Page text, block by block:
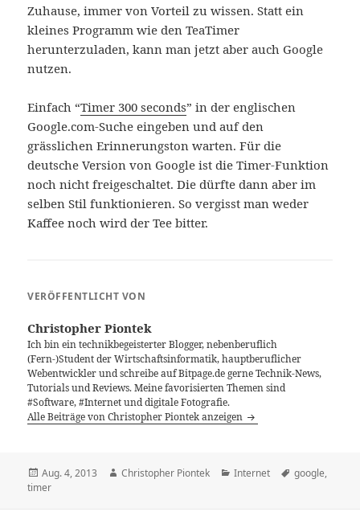
Zuhause, immer von Vorteil zu wissen. Statt ein
kleines Programm wie den TeaTimer
herunterzuladen, kann man jetzt aber auch Google
nutzen.
Einfach “Timer 300 seconds” in der englischen
Google.com-Suche eingeben und auf den
grässlichen Erinnerungston warten. Für die
deutsche Version von Google ist die Timer-Funktion
noch nicht freigeschaltet. Die dürfte dann aber im
selben Stil funktionieren. So vergisst man weder
Kaffee noch wird der Tee bitter.
VERÖFFENTLICHT VON
Christopher Piontek
Ich bin ein technikbegeisterter Blogger, nebenberuflich
(Fern-)Student der Wirtschaftsinformatik, hauptberuflicher
Webentwickler und schreibe auf Bitpage.de gerne Technik-News,
Tutorials und Reviews. Meine favorisierten Themen sind
#Software, #Internet und digitale Fotografie.
Alle Beiträge von Christopher Piontek anzeigen
Veröffentlicht
am
Aug. 4, 2013 Autor
Christopher Piontek Kategorien
Internet Schlagwörter
google,
timer